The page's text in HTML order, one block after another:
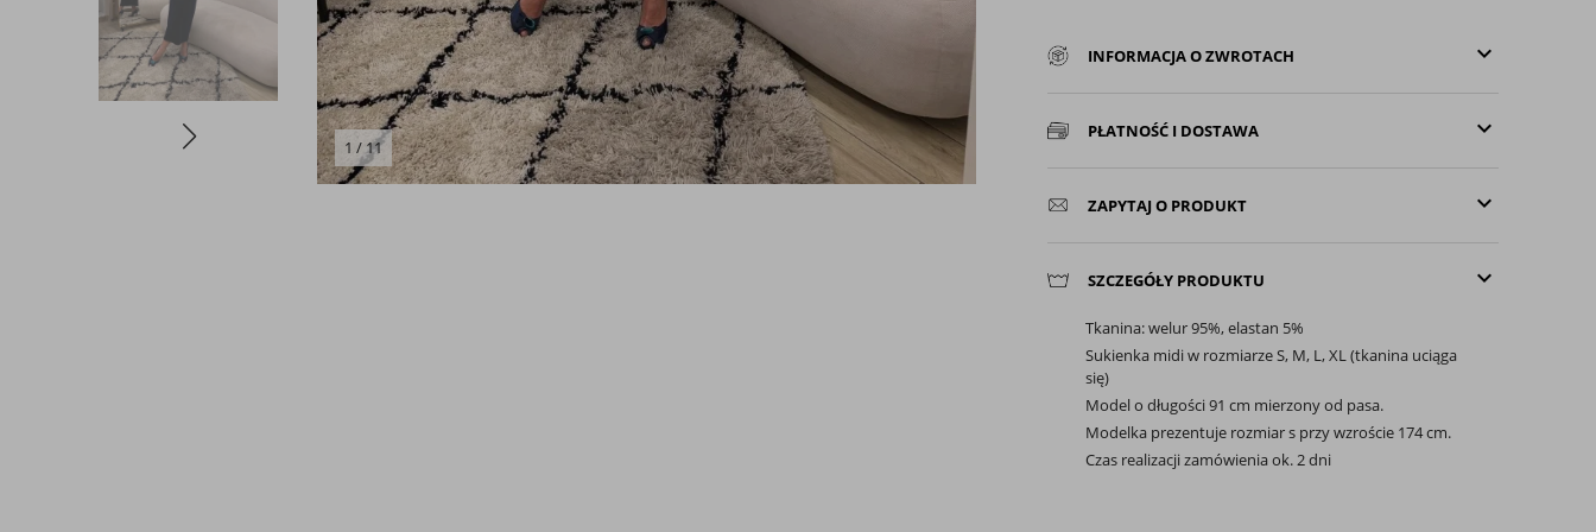
1 / 11
keyboard_arrow_down
INFORMACJA O ZWROTACH
keyboard_arrow_down
PŁATNOŚĆ I DOSTAWA
keyboard_arrow_down
ZAPYTAJ O PRODUKT
keyboard_arrow_down
SZCZEGÓŁY PRODUKTU
Tkanina: welur 95%, elastan 5%
Sukienka midi w rozmiarze S, M, L, XL (tkanina uciąga
się)
Model o długości 91 cm mierzony od pasa.
Modelka prezentuje rozmiar s przy wzroście 174 cm.
Czas realizacji zamówienia ok. 2 dni